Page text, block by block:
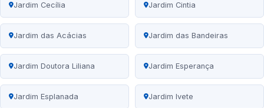
Jardim Cecília Jardim Cintia
Jardim das Acácias Jardim das Bandeiras
Jardim Doutora Liliana Jardim Esperança
Jardim Esplanada Jardim Ivete